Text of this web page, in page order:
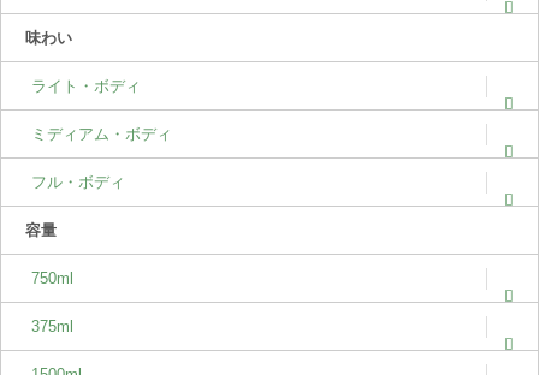
味わい
ライト・ボディ
ミディアム・ボディ
フル・ボディ
容量
750ml
375ml